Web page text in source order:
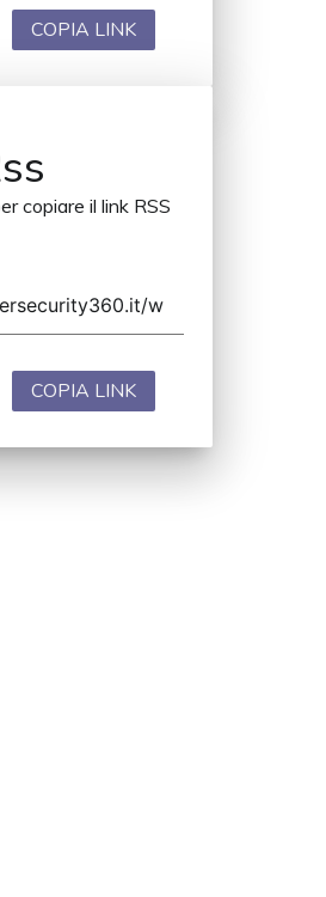
COPIA LINK
copiare il link RSS
COPIA LINK